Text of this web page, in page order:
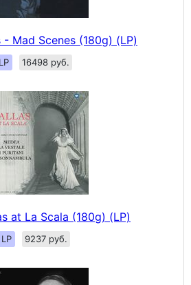
- Mad Scenes (180g) (LP)
LP 16498 руб.
at La Scala (180g) (LP)
LP 9237 руб.